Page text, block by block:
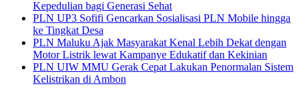
Kepedulian bagi Generasi Sehat
PLN UP3 Sofifi Gencarkan Sosialisasi PLN Mobile hingga
ke Tingkat Desa
PLN Maluku Ajak Masyarakat Kenal Lebih Dekat dengan
Motor Listrik lewat Kampanye Edukatif dan Kekinian
PLN UIW MMU Gerak Cepat Lakukan Penormalan Sistem
Kelistrikan di Ambon